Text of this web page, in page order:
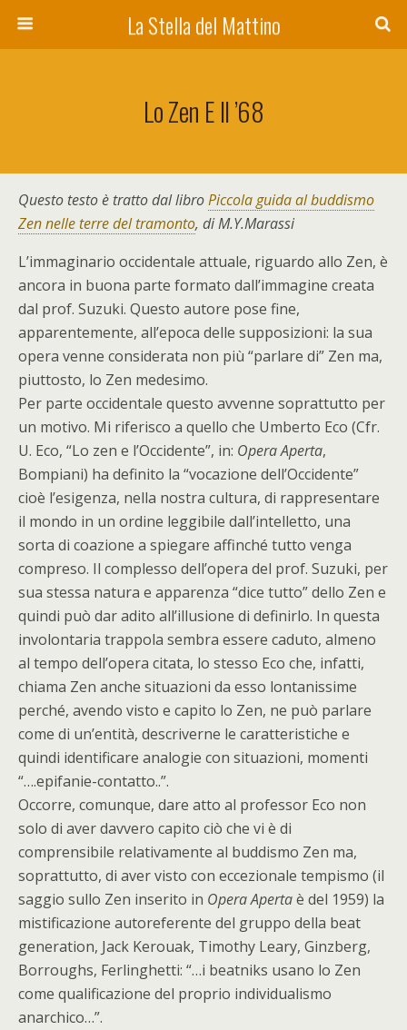
La Stella del Mattino
Lo Zen E Il ’68
Questo testo è tratto dal libroPiccola guida al buddismo
Zen nelle terre del tramonto, di M.Y.Marassi
L’immaginario occidentale attuale, riguardo allo Zen, è
ancora in buona parte formato dall’immagine creata
dal prof. Suzuki. Questo autore pose fine,
apparentemente, all’epoca delle supposizioni: la sua
opera venne considerata non più “parlare di” Zen ma,
piuttosto, lo Zen medesimo.
Per parte occidentale questo avvenne soprattutto per
un motivo. Mi riferisco a quello che Umberto Eco (Cfr.
U. Eco, “Lo zen e l’Occidente”, in: Opera Aperta,
Bompiani) ha definito la “vocazione dell’Occidente”
cioè l’esigenza, nella nostra cultura, di rappresentare
il mondo in un ordine leggibile dall’intelletto, una
sorta di coazione a spiegare affinché tutto venga
compreso. Il complesso dell’opera del prof. Suzuki, per
sua stessa natura e apparenza “dice tutto” dello Zen e
quindi può dar adito all’illusione di definirlo. In questa
involontaria trappola sembra essere caduto, almeno
al tempo dell’opera citata, lo stesso Eco che, infatti,
chiama Zen anche situazioni da esso lontanissime
perché, avendo visto e capito lo Zen, ne può parlare
come di un’entità, descriverne le caratteristiche e
quindi identificare analogie con situazioni, momenti
“….epifanie-contatto..”.
Occorre, comunque, dare atto al professor Eco non
solo di aver davvero capito ciò che vi è di
comprensibile relativamente al buddismo Zen ma,
soprattutto, di aver visto con eccezionale tempismo (il
saggio sullo Zen inserito in Opera Apertaè del 1959) la
mistificazione autoreferente del gruppo della beat
generation, Jack Kerouak, Timothy Leary, Ginzberg,
Borroughs, Ferlinghetti: “…i beatniks usano lo Zen
come qualificazione del proprio individualismo
anarchico…”.